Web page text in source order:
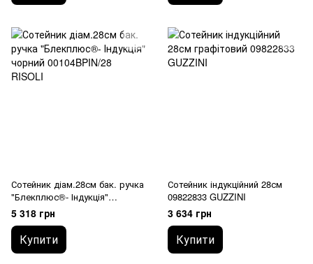
Сотейник діам.28см бак. ручка
"Блекплюс®- Індукція"
00104BPIN/28 RISOLI
5 318 грн
Купити
Сотейник індукційний 28см
09822833 GUZZINI
3 634 грн
Купити